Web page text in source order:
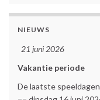
NIEUWS
21 juni 2026
Vakantie periode
De laatste